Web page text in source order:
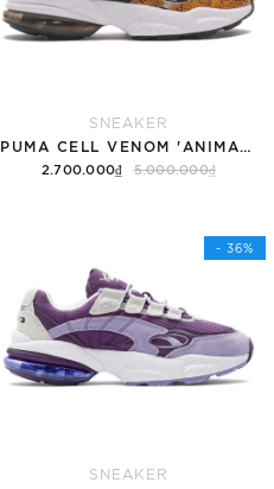
SNEAKER
2.700.000₫ 5.000.000₫
- 36%
SNEAKER